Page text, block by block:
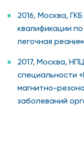
2016, Москва,
квалификации
легочная
2017, Москва,
специальности
магнитно-
заболеваний